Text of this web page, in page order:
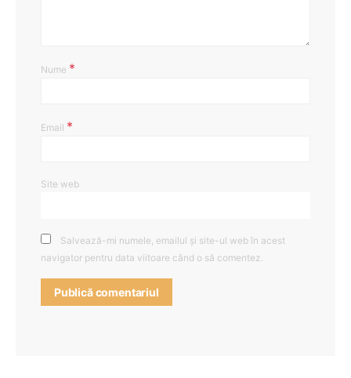
Nume *
Email *
Site web
Salvează-mi numele, emailul și site-ul web în acest
navigator pentru data viitoare când o să comentez.